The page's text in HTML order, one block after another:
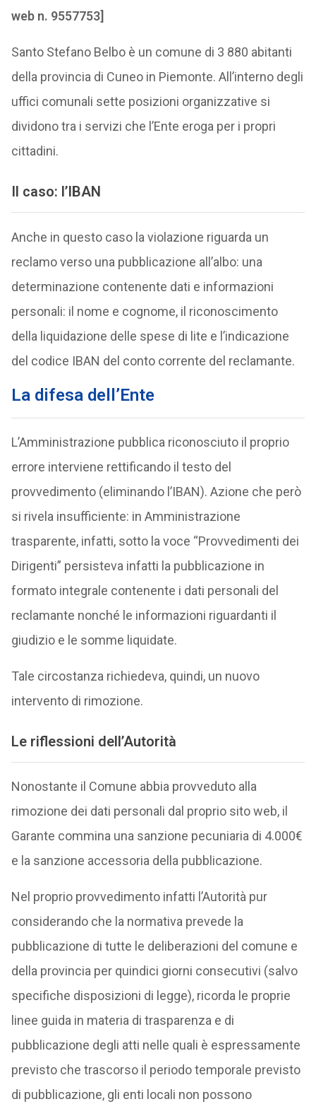
web n. 9557753]
Santo Stefano Belbo è un comune di 3 880 abitanti
della provincia di Cuneo in Piemonte. All’interno degli
uffici comunali sette posizioni organizzative si
dividono tra i servizi che l’Ente eroga per i propri
cittadini.
Il caso: l’IBAN
Anche in questo caso la violazione riguarda un
reclamo verso una pubblicazione all’albo: una
determinazione contenente dati e informazioni
personali: il nome e cognome, il riconoscimento
della liquidazione delle spese di lite e l’indicazione
del codice IBAN del conto corrente del reclamante.
La difesa dell’Ente
L’Amministrazione pubblica riconosciuto il proprio
errore interviene rettificando il testo del
provvedimento (eliminando l’IBAN). Azione che però
si rivela insufficiente: in Amministrazione
trasparente, infatti, sotto la voce “Provvedimenti dei
Dirigenti” persisteva infatti la pubblicazione in
formato integrale contenente i dati personali del
reclamante nonché le informazioni riguardanti il
giudizio e le somme liquidate.
Tale circostanza richiedeva, quindi, un nuovo
intervento di rimozione.
Le riflessioni dell’Autorità
Nonostante il Comune abbia provveduto alla
rimozione dei dati personali dal proprio sito web, il
Garante commina una sanzione pecuniaria di 4.000€
e la sanzione accessoria della pubblicazione.
Nel proprio provvedimento infatti l’Autorità pur
considerando che la normativa prevede la
pubblicazione di tutte le deliberazioni del comune e
della provincia per quindici giorni consecutivi (salvo
specifiche disposizioni di legge), ricorda le proprie
linee guida in materia di trasparenza e di
pubblicazione degli atti nelle quali è espressamente
previsto che trascorso il periodo temporale previsto
di pubblicazione, gli enti locali non possono